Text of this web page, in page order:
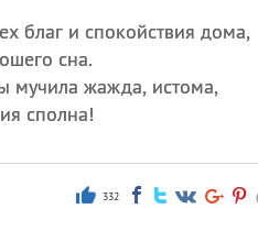
благ и спокойствия дома,
сна.
мучила жажда, истома,
сполна!
332